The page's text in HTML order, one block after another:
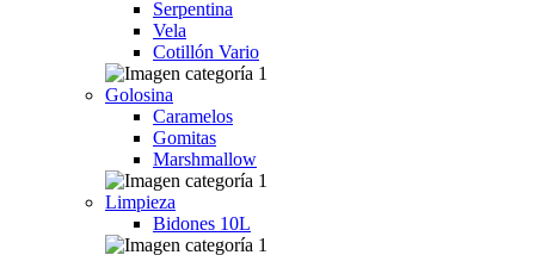
Serpentina
Vela
Cotillón Vario
Golosina
Caramelos
Gomitas
Marshmallow
Limpieza
Bidones 10L